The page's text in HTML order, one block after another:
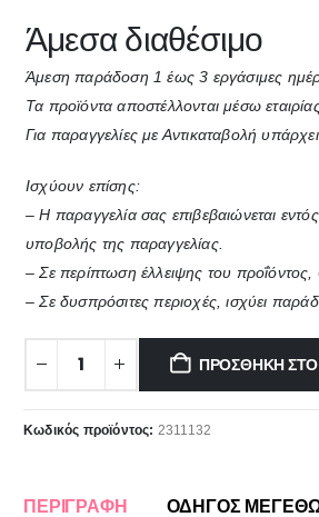
Άμεσα διαθέσιμο
Άμεση παράδοση 1 έως 3 εργάσιμες
Τα προϊόντα αποστέλλονται μέσω
Για παραγγελίες με Αντικαταβολή
Ισχύουν επίσης:
– Η παραγγελία σας επιβεβαιώνεται
υποβολής της παραγγελίας.
– Σε περίπτωση έλλειψης του
– Σε δυσπρόσιτες περιοχές, ισχύει
ΠΡΟΣΘΉΚΗ
Κωδικός προϊόντος: 2311132
ΠΕΡΙΓΡΑΦΉ ΟΔΗΓΟΣ